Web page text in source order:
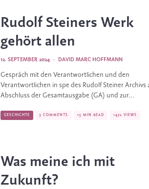
Rudolf Steiners Werk
gehört allen
DAVID MARC HOFFMANN
·
12. SEPTEMBER 2024
Gespräch mit den Verantwortlichen und den
Verantwortlichen in spe des Rudolf Steiner Archivs
Abschluss der Gesamtausgabe (GA) und zur...
GESCHICHTE 3 COMMENTS 15 MIN READ 1472 VIEWS
Was meine ich mit
Zukunft?